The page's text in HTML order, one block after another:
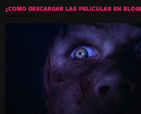
¿COMO DESCARGAR LAS PELICULAS EN